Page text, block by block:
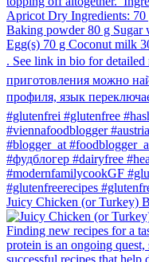
Juicy Chicken (or Turkey)